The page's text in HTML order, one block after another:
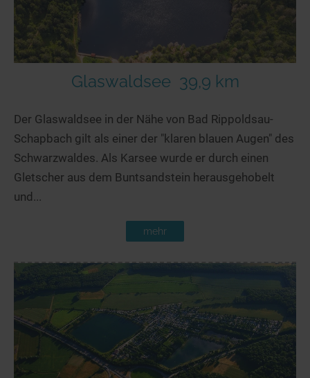
Glaswaldsee 39,9 km
Der Glaswaldsee in der Nähe von Bad Rippoldsau-
Schapbach gilt als einer der "klaren blauen Augen" des
Schwarzwaldes. Als Karsee wurde er durch einen
Gletscher aus dem Buntsandstein herausgehobelt
und...
mehr